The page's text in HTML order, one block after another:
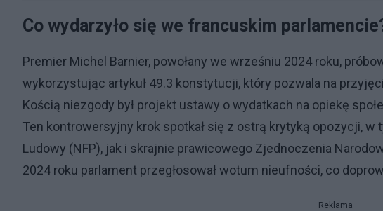
Co wydarzyło się we francuskim
Premier Michel Barnier, powołany we wrześniu 2024 roku,
wykorzystując artykuł 49.3 konstytucji, który pozwala na
Kością niezgody był projekt ustawy o wydatkach na opiekę
Ten kontrowersyjny krok spotkał się z ostrą krytyką opozycji,
Ludowy (NFP), jak i skrajnie prawicowego Zjednoczenia
2024 roku parlament przegłosował wotum nieufności, co
Reklama